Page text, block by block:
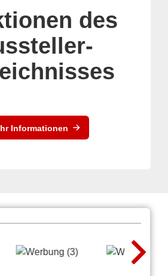
des
Informationen